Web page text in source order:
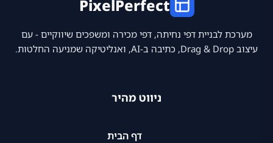
PixelPerfect
מערכת לבניית דפי נחיתה, דפי מכירה ומשפכים שיווקיים - עם
עיצוב Drag & Drop, כתיבה ב-AI, ואנליטיקה שמניעה החלטות.
ניווט מהיר
דף הבית